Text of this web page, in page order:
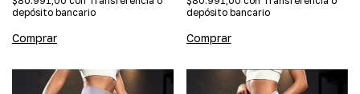
depósito bancario
Comprar
depósito bancario
Comprar